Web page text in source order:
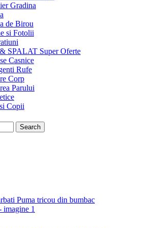
Gradina
de Birou
si Fotolii
SPALAT Super Oferte
Casnice
Rufe
Corp
Parului
Copii
Search